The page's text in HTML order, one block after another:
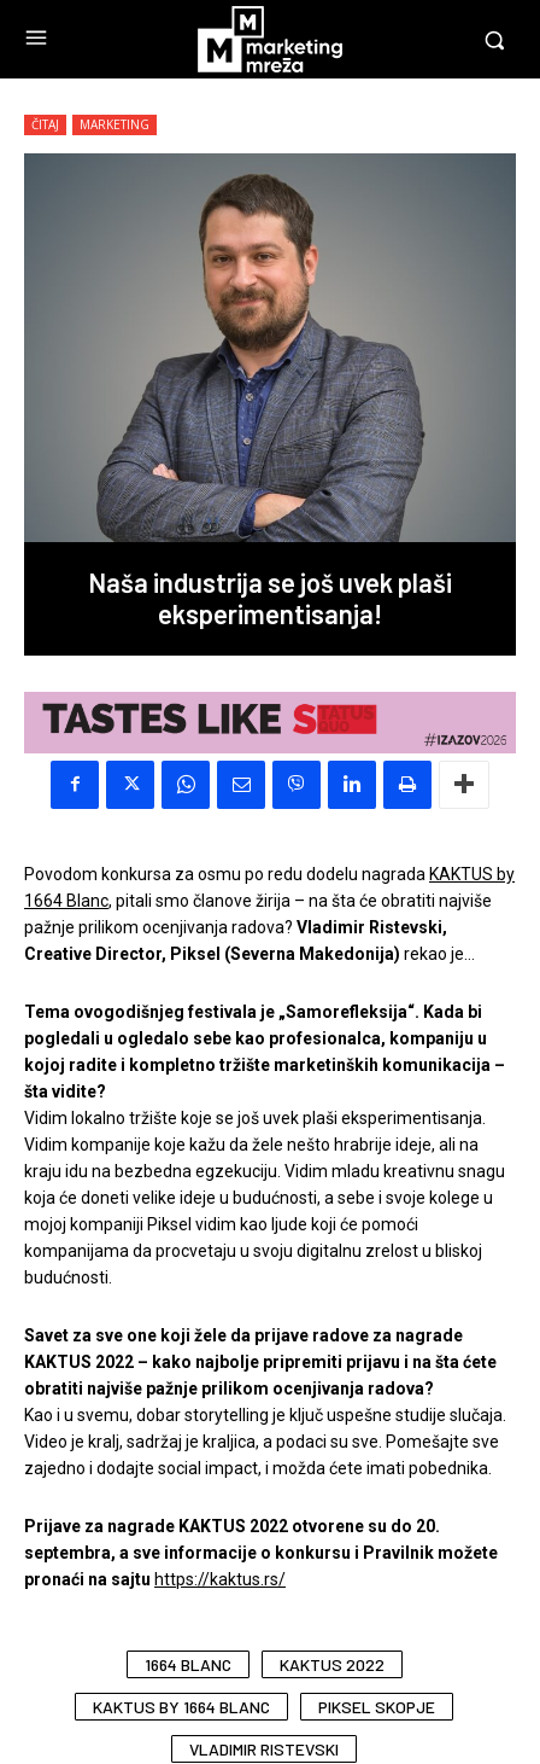
ČITAJ MARKETING
Naša industrija se još uvek plaši
eksperimentisanja!
Povodom konkursa za osmu po redu dodelu nagrada KAKTUS by
1664 Blanc, pitali smo članove žirija – na šta će obratiti najviše
pažnje prilikom ocenjivanja radova? Vladimir Ristevski,
Creative Director, Piksel (Severna Makedonija) rekao je…
Tema ovogodišnjeg festivala je „Samorefleksija“. Kada bi
pogledali u ogledalo sebe kao profesionalca, kompaniju u
kojoj radite i kompletno tržište marketinških komunikacija –
šta vidite?
Vidim lokalno tržište koje se još uvek plaši eksperimentisanja.
Vidim kompanije koje kažu da žele nešto hrabrije ideje, ali na
kraju idu na bezbedna egzekuciju. Vidim mladu kreativnu snagu
koja će doneti velike ideje u budućnosti, a sebe i svoje kolege u
mojoj kompaniji Piksel vidim kao ljude koji će pomoći
kompanijama da procvetaju u svoju digitalnu zrelost u bliskoj
budućnosti.
Savet za sve one koji žele da prijave radove za nagrade
KAKTUS 2022 – kako najbolje pripremiti prijavu i na šta ćete
obratiti najviše pažnje prilikom ocenjivanja radova?
Kao i u svemu, dobar storytelling je ključ uspešne studije slučaja.
Video je kralj, sadržaj je kraljica, a podaci su sve. Pomešajte sve
zajedno i dodajte social impact, i možda ćete imati pobednika.
Prijave za nagrade KAKTUS 2022 otvorene su do 20.
septembra, a sve informacije o konkursu i Pravilnik možete
pronaći na sajtu https://kaktus.rs/
1664 BLANC KAKTUS 2022
KAKTUS BY 1664 BLANC PIKSEL SKOPJE
VLADIMIR RISTEVSKI